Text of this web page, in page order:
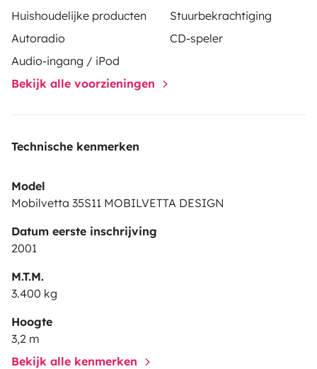
Huishoudelijke producten
Stuurbekrachtiging
Autoradio
CD-speler
Audio-ingang / iPod
Bekijk alle voorzieningen
Technische kenmerken
Model
Mobilvetta 35S11 MOBILVETTA DESIGN
Datum eerste inschrijving
2001
M.T.M.
3.400 kg
Hoogte
3,2 m
Bekijk alle kenmerken